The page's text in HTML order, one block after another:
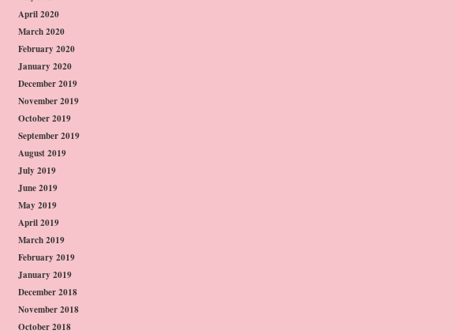
April 2020
March 2020
February 2020
January 2020
December 2019
November 2019
October 2019
September 2019
August 2019
July 2019
June 2019
May 2019
April 2019
March 2019
February 2019
January 2019
December 2018
November 2018
October 2018